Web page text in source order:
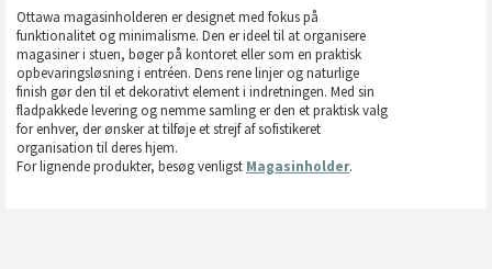
Ottawa magasinholderen er designet med fokus på
funktionalitet og minimalisme. Den er ideel til at organisere
magasiner i stuen, bøger på kontoret eller som en praktisk
opbevaringsløsning i entréen. Dens rene linjer og naturlige
finish gør den til et dekorativt element i indretningen. Med sin
fladpakkede levering og nemme samling er den et praktisk valg
for enhver, der ønsker at tilføje et strejf af sofistikeret
organisation til deres hjem.
For lignende produkter, besøg venligst Magasinholder.